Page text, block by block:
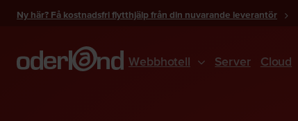
Ny här? Få kostnadsfri flytthjälp från din nuvarande leverantör
Webbhotell Server Cloud